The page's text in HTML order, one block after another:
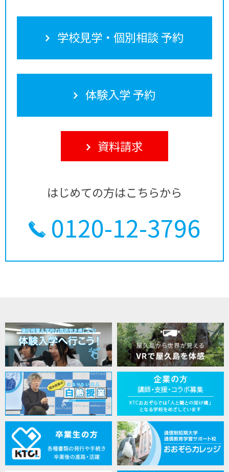
学校見学・個別相談 予約
体験入学 予約
資料請求
はじめての方はこちらから
0120-12-3796